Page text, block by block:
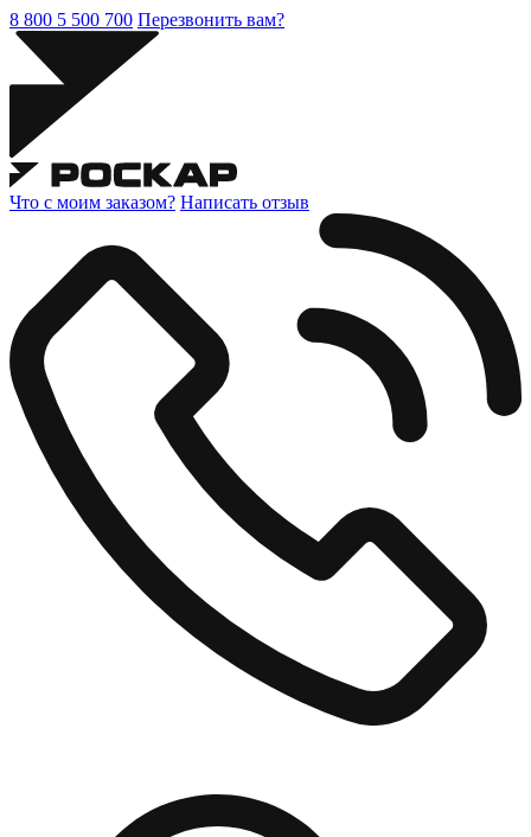
8 800 5 500 700 Перезвонить вам?
Что с моим заказом? Написать отзыв